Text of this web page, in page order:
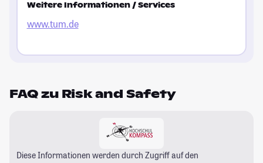
Weitere Informationen / Services
www.tum.de
FAQ zu Risk and Safety
Diese Informationen werden durch Zugriff auf den